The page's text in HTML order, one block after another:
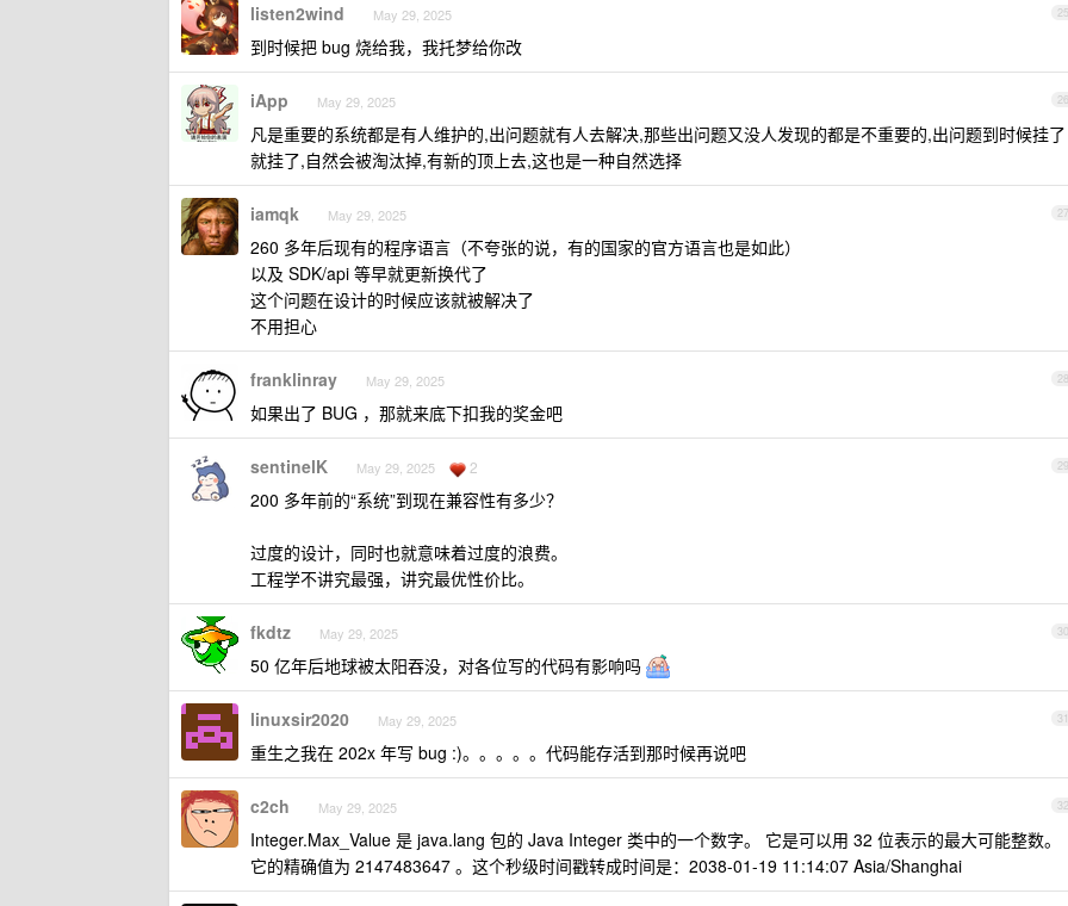
25
listen2wind May 29, 2025
到时候把 bug 烧给我，我托梦给你改
26
iApp May 29, 2025
凡是重要的系统都是有人维护的,出问题就有人去解决,那些出问题又没人发现的都是不重要的,出问题到时候挂了
就挂了,自然会被淘汰掉,有新的顶上去,这也是一种自然选择
27
iamqk May 29, 2025
260 多年后现有的程序语言（不夸张的说，有的国家的官方语言也是如此）
以及 SDK/api 等早就更新换代了
这个问题在设计的时候应该就被解决了
不用担心
28
franklinray May 29, 2025
如果出了 BUG ，那就来底下扣我的奖金吧
29
sentinelK May 29, 2025 2
200 多年前的“系统”到现在兼容性有多少？
过度的设计，同时也就意味着过度的浪费。
工程学不讲究最强，讲究最优性价比。
30
fkdtz May 29, 2025
50 亿年后地球被太阳吞没，对各位写的代码有影响吗
31
linuxsir2020 May 29, 2025
重生之我在 202x 年写 bug :)。。。。。代码能存活到那时候再说吧
32
c2ch May 29, 2025
Integer.Max_Value 是 java.lang 包的 Java Integer 类中的一个数字。 它是可以用 32 位表示的最大可能整数。
它的精确值为 2147483647 。这个秒级时间戳转成时间是：2038-01-19 11:14:07 Asia/Shanghai